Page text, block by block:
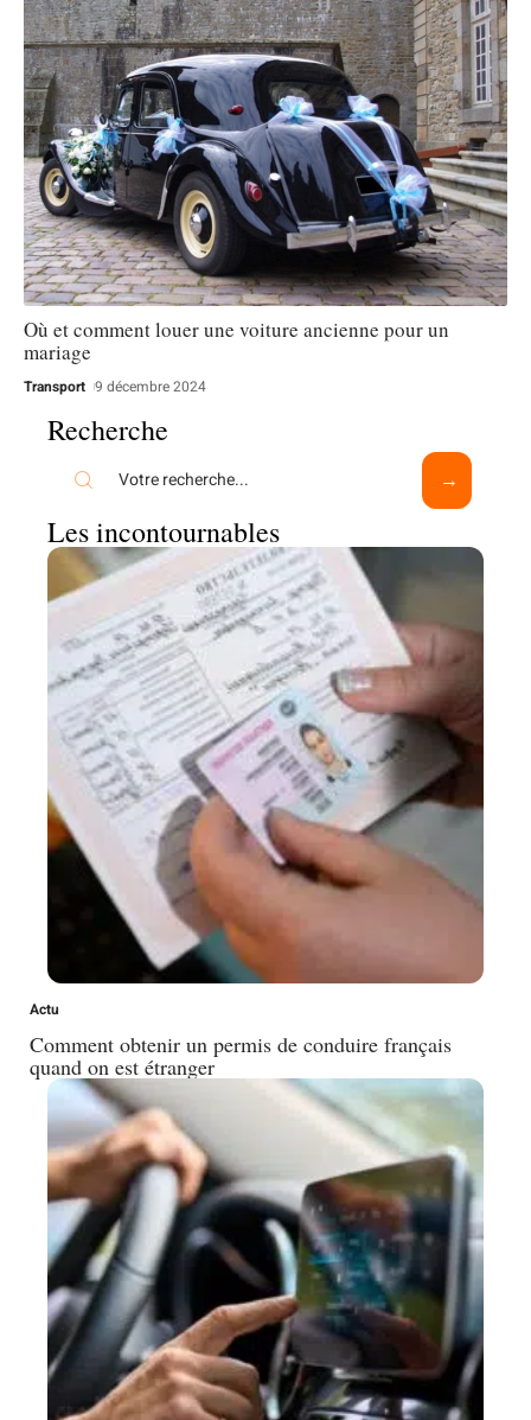
Où et comment louer une voiture ancienne pour un
mariage
Transport 9 décembre 2024
Recherche
Les incontournables
Actu
Comment obtenir un permis de conduire français
quand on est étranger